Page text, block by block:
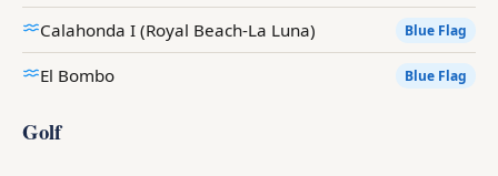
Calahonda I (Royal Beach-La Luna) Blue Flag
El Bombo Blue Flag
Golf